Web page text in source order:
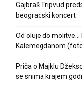
Gajbraš Tripvud
beogradski koncert
Od oluje do molitve…
Kalemegdanom
Priča o Majklu
se snima krajem